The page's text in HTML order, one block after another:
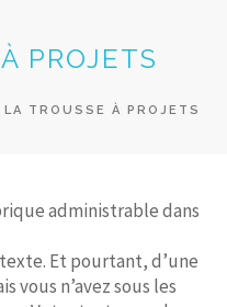
PROJETS
LA TROUSSE À PROJETS
administrable dans
Et pourtant, d’une
vous n’avez sous les